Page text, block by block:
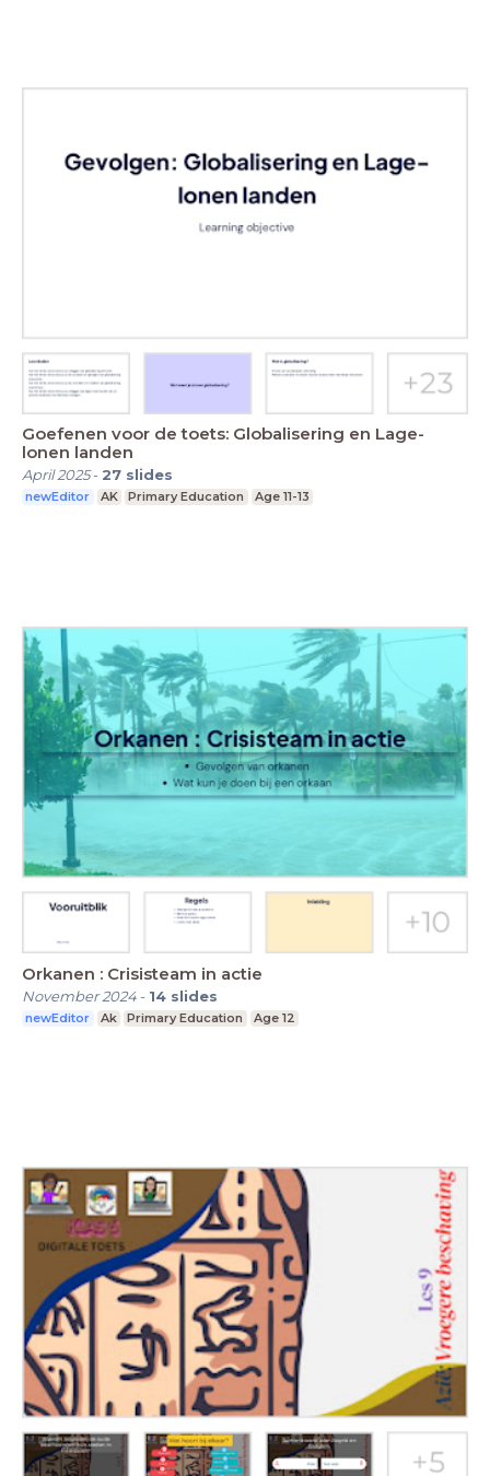
Goefenen voor de toets: Globalisering en Lage-
lonen landen
April 2025- 27 slides
newEditor AK Primary Education Age 11-13
Orkanen : Crisisteam in actie
November 2024- 14 slides
newEditor Ak Primary Education Age 12